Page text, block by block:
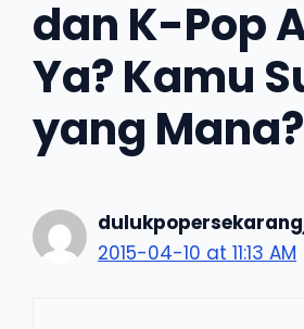
dan K-Pop
Ya? Kamu
yang
2015-04-10 at 11:13 AM